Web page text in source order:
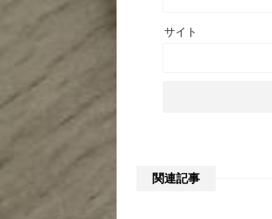
サイト
関連記事